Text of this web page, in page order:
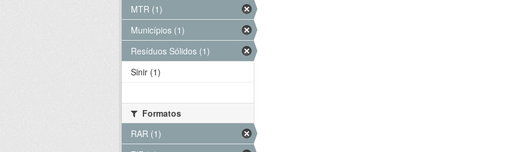
MTR (1)
Municípios (1)
Resíduos Sólidos (1)
Sinir (1)
Formatos
RAR (1)